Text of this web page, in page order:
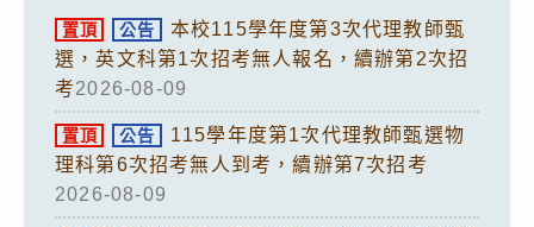
置頂 公告
本校115學年度第3次代理教師甄
選，英文科第1次招考無人報名，續辦第2次招
考2026-08-09
置頂 公告
115學年度第1次代理教師甄選物
理科第6次招考無人到考，續辦第7次招考
2026-08-09